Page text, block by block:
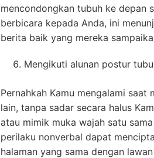
mencondongkan tubuh ke depan
berbicara kepada Anda, ini
berita baik yang mereka
Mengikuti alunan postur
Pernahkah Kamu mengalami
lain, tanpa sadar secara halus
atau mimik muka wajah satu
perilaku nonverbal dapat
halaman yang sama dengan